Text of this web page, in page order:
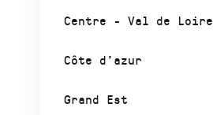
Centre - Val de Loire
Côte d’azur
Grand Est